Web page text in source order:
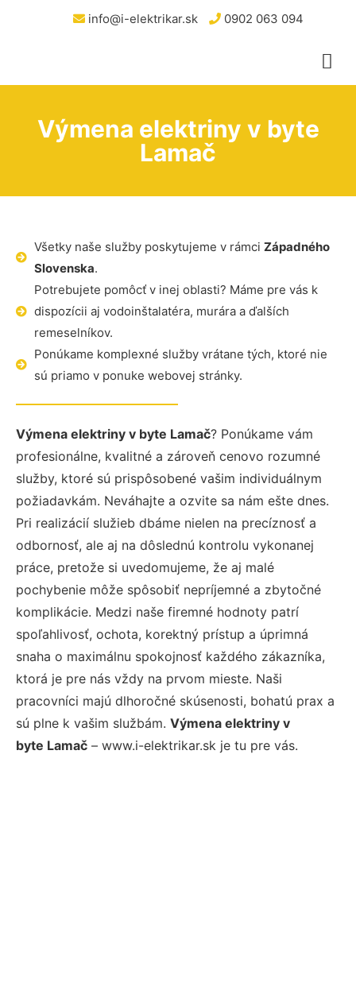
info@i-elektrikar.sk 0902 063 094
Výmena elektriny v byte
Lamač
Všetky naše služby poskytujeme v rámci Západného
Slovenska.
Potrebujete pomôcť v inej oblasti? Máme pre vás k
dispozícii aj vodoinštalatéra, murára a ďalších
remeselníkov.
Ponúkame komplexné služby vrátane tých, ktoré nie
sú priamo v ponuke webovej stránky.
Výmena elektriny v byte Lamač? Ponúkame vám
profesionálne, kvalitné a zároveň cenovo rozumné
služby, ktoré sú prispôsobené vašim individuálnym
požiadavkám. Neváhajte a ozvite sa nám ešte dnes.
Pri realizácií služieb dbáme nielen na precíznosť a
odbornosť, ale aj na dôslednú kontrolu vykonanej
práce, pretože si uvedomujeme, že aj malé
pochybenie môže spôsobiť nepríjemné a zbytočné
komplikácie. Medzi naše firemné hodnoty patrí
spoľahlivosť, ochota, korektný prístup a úprimná
snaha o maximálnu spokojnosť každého zákazníka,
ktorá je pre nás vždy na prvom mieste. Naši
pracovníci majú dlhoročné skúsenosti, bohatú prax a
sú plne k vašim službám. Výmena elektriny v
byte Lamač – www.i-elektrikar.sk je tu pre vás.